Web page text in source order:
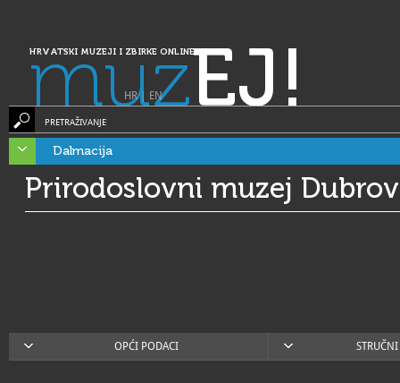
HRVATSKI MUZEJI I ZBIRKE ONLINE
muzEJ!
HR| EN
PRETRAŽIVANJE
Dalmacija
Prirodoslovni muzej
OPĆI PODACI